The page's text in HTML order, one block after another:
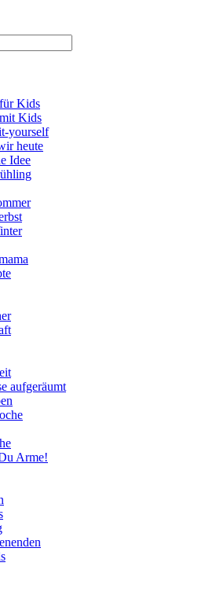
Kids
Kids
yourself
heute
Idee
aufgeräumt
Arme!